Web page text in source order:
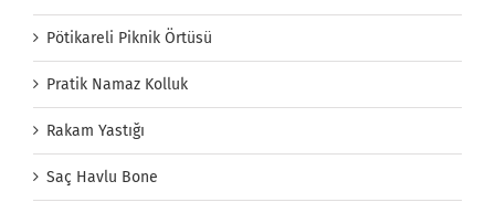
Pötikareli Piknik Örtüsü
Pratik Namaz Kolluk
Rakam Yastığı
Saç Havlu Bone